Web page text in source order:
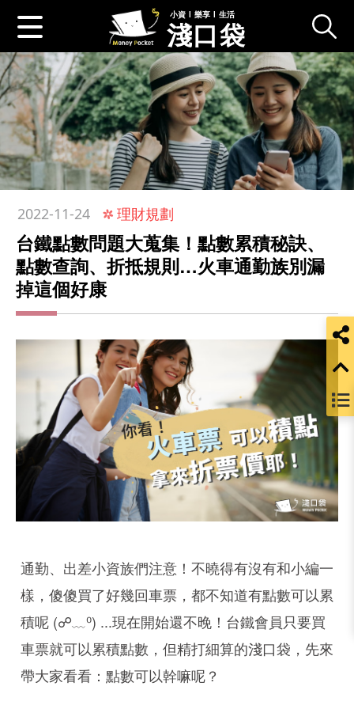
小資 l 樂享 l 生活
淺口袋
2022-11-24 理財規劃
台鐵點數問題大蒐集！點數累積秘訣、
點數查詢、折抵規則…火車通勤族別漏
掉這個好康
通勤、出差小資族們注意！不曉得有沒有和小編一
樣，傻傻買了好幾回車票，都不知道有點數可以累
積呢 (☍﹏⁰) ...現在開始還不晚！台鐵會員只要買
車票就可以累積點數，但精打細算的淺口袋，先來
帶大家看看：點數可以幹嘛呢？